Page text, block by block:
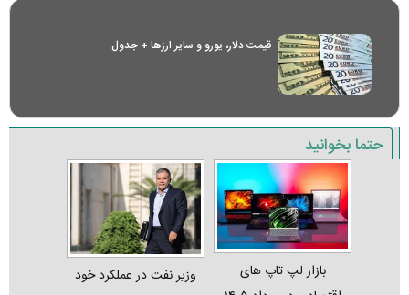
قیمت دلار، یورو و سایر ارز‌ها + جدول
حتما بخوانید
بازار لپ‌ تاپ‌ های
وزیر نفت در عملکرد خود